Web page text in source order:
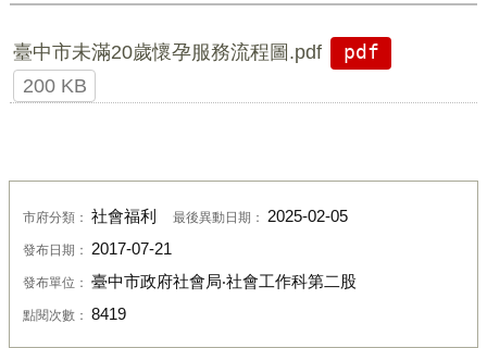
臺中市未滿20歲懷孕服務流程圖.pdf
pdf
200 KB
市府分類： 社會福利 最後異動日期： 2025-02-05
發布日期： 2017-07-21
發布單位： 臺中市政府社會局‧社會工作科第二股
點閱次數： 8419